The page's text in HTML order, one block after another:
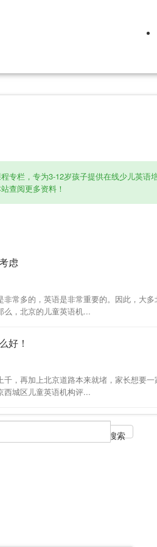
专栏，专为3-12岁孩子提供在线少儿英
查阅更多资料！
虑
常多的，英语是非常重要的。因此，大
么，北京的儿童英语机...
好！
，再加上北京道路本来就堵，家长想要
西城区儿童英语机构评...
搜索